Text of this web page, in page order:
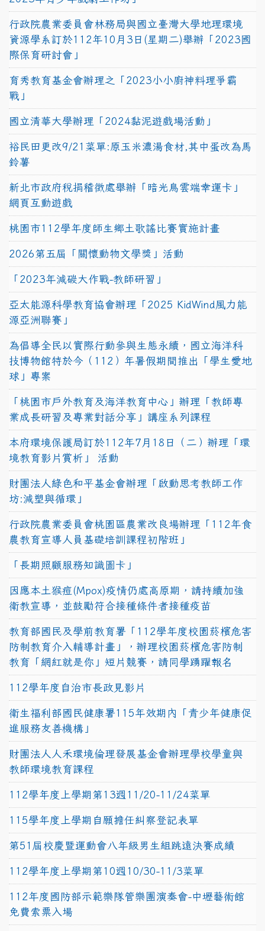
行政院農業委員會林務局與國立臺灣大學地理環境
資源學系訂於112年10月3日(星期二)舉辦「2023國
際保育研討會」
育秀教育基金會辦理之「2023小小廚神料理爭霸
戰」
國立清華大學辦理「2024黏泥遊戲場活動」
裕民田更改9/21菜單:原玉米濃湯食材,其中蛋改為馬
鈴薯
新北市政府稅捐稽徵處舉辦「暗光鳥雲端幸運卡」
網頁互動遊戲
桃園市112學年度師生鄉土歌謠比賽實施計畫
2026第五屆「關懷動物文學獎」活動
「2023年減碳大作戰-教師研習」
亞太能源科學教育協會辦理「2025 KidWind風力能
源亞洲聯賽」
為倡導全民以實際行動參與生態永續，國立海洋科
技博物館特於今（112）年暑假期間推出「學生愛地
球」專案
「桃園市戶外教育及海洋教育中心」辦理「教師專
業成長研習及專業對話分享」講座系列課程
本府環境保護局訂於112年7月18日（二）辦理「環
境教育影片賞析」 活動
財團法人綠色和平基金會辦理「啟動思考教師工作
坊:減塑與循環」
行政院農業委員會桃園區農業改良場辦理「112年食
農教育宣導人員基礎培訓課程初階班」
「長期照顧服務知識圖卡」
因應本土猴痘(Mpox)疫情仍處高原期，請持續加強
衛教宣導，並鼓勵符合接種條件者接種疫苗
教育部國民及學前教育署「112學年度校園菸檳危害
防制教育介入輔導計畫」，辦理校園菸檳危害防制
教育「網紅就是你」短片競賽，請同學踴躍報名
112學年度自治市長政見影片
衛生福利部國民健康署115年效期內「青少年健康促
進服務友善機構」
財團法人人禾環境倫理發展基金會辦理學校學童與
教師環境教育課程
112學年度上學期第13週11/20-11/24菜單
115學年度上學期自願擔任糾察登記表單
第51屆校慶暨運動會八年級男生組跳遠決賽成績
112學年度上學期第10週10/30-11/3菜單
112年度國防部示範樂隊管樂團演奏會-中壢藝術館
免費索票入場